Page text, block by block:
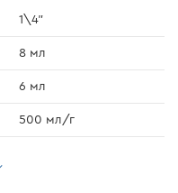
1\4"
8 мл
6 мл
500 мл/г